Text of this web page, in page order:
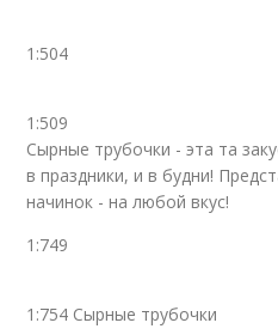
1:504
1:509
Сырные трубочки - эта та
в праздники, и в будни!
начинок - на любой вкус!
1:749
1:754 Сырные трубочки